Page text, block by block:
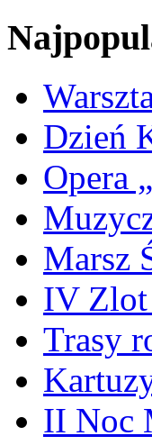
Dzień
Opera
Marsz
IV Zlot
Trasy
II Noc